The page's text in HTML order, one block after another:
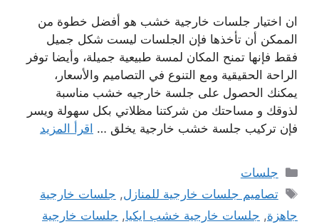
ان اختيار جلسات خارجية خشب هو أفضل خطوة من
الممكن أن تأخذها فإن الجلسات ليست شكل جميل
فقط فإنها تمنح المكان لمسة طبيعية جميلة، وأيضا توفر
الراحة الحقيقية ومع التنوع في التصاميم والأسعار،
يمكنك الحصول على جلسة خارجيه خشب مناسبة
لذوقك و مساحتك من شركتنا مظلاتي بكل سهولة ويسر
فإن تركيب جلسة خشب خارجية يخلق … اقرأ المزيد
التصنيفات
جلسات
الوسوم
تصاميم جلسات خارجية للمنازل, جلسات خارجية
جاهزة, جلسات خارجية خشب ايكيا, جلسات خارجية